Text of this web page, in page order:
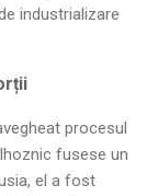
industrializare
procesul
fusese un
el a fost